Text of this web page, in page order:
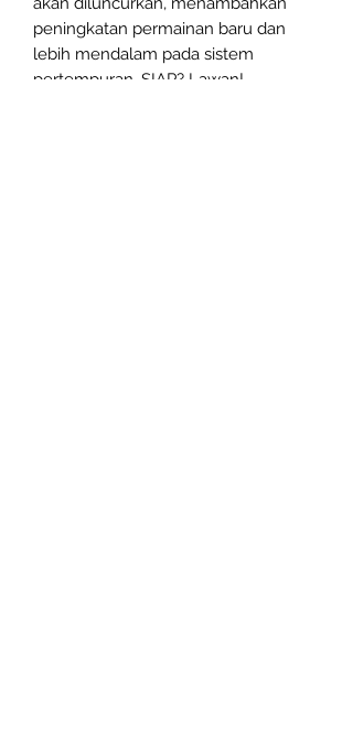
peningkatan permainan baru dan
lebih mendalam pada sistem
pertempuran. SIAP? Lawan!